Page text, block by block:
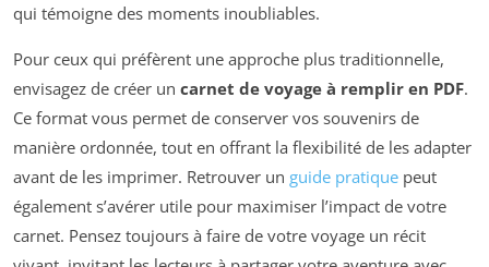
qui témoigne des moments inoubliables.
Pour ceux qui préfèrent une approche plus traditionnelle,
envisagez de créer un carnet de voyage à remplir en PDF.
Ce format vous permet de conserver vos souvenirs de
manière ordonnée, tout en offrant la flexibilité de les adapter
avant de les imprimer. Retrouver un guide pratique peut
également s’avérer utile pour maximiser l’impact de votre
carnet. Pensez toujours à faire de votre voyage un récit